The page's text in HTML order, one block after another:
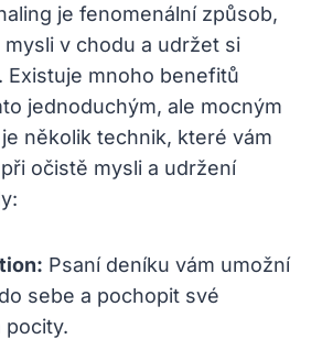
je fenomenální způsob,
v chodu a udržet si
Existuje mnoho benefitů
jednoduchým, ale mocným
několik technik, které vám
očistě mysli a udržení
Psaní deníku vám umožní
sebe a pochopit své
pocity.